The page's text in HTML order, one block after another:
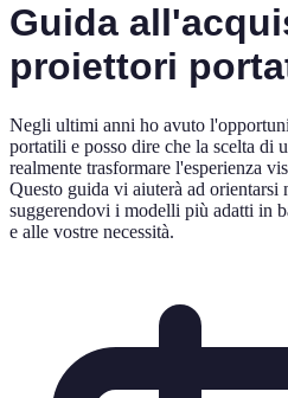
Guida
proiettori
Negli ultimi anni ho avuto
portatili e posso dire che la scelta di
realmente trasformare l'esperienza
Questo guida vi aiuterà ad
suggerendovi i modelli più adatti in
e alle vostre necessità.